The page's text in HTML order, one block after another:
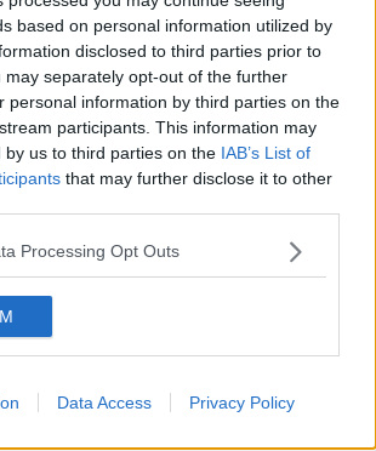
based on personal information utilized by
disclosed to third parties prior to
may separately opt-out of the further
personal information by third parties on the
participants. This information may
by us to third parties on the IAB’s List of
that may further disclose it to other
Processing Opt Outs
Data Access Privacy Policy
a teatro​
di rispetto
il diritto di piangere
al vento
adolescente
Lilla
sostenibile
che…
scontato
affettiva?
il piede giusto